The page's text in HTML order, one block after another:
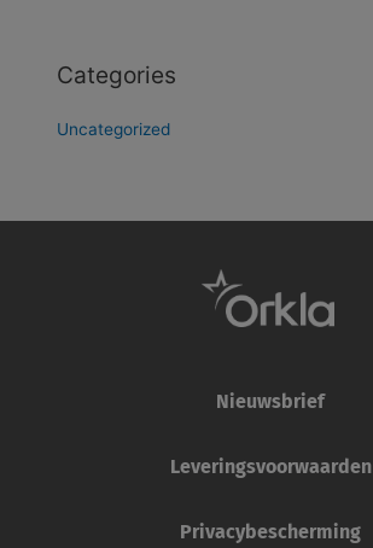
Categories
Uncategorized
Nieuwsbrief
Leveringsvoorwaarden
Privacybescherming